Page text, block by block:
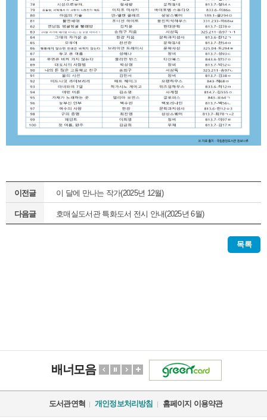
이전글 이 달에 만나는 작가(2025년 12월)
다음글 호매실도서관 특화도서 전시 안내(2025년 6월)
목록
배너모음
도서관연혁 개인정보처리방침 홈페이지 이용약관